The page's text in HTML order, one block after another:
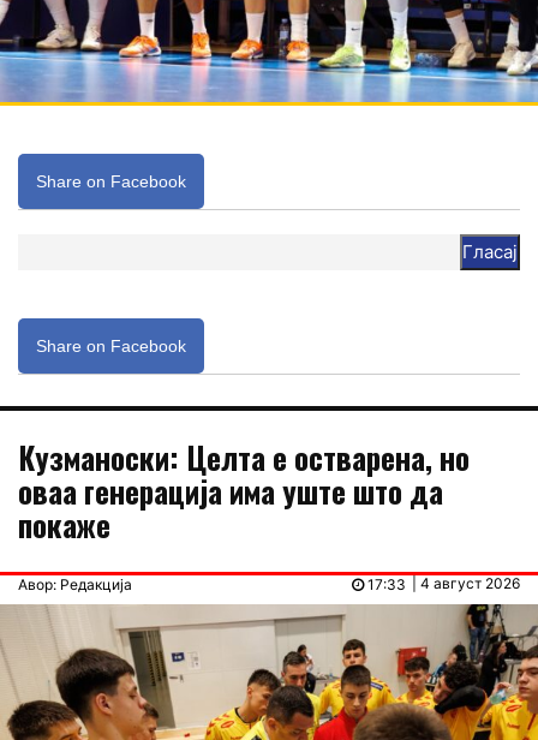
Share on Facebook
Гласај
Share on Facebook
Кузманоски: Целта е остварена, но
оваа генерација има уште што да
покаже
Авор: Редакција | 4 август 2026
17:33